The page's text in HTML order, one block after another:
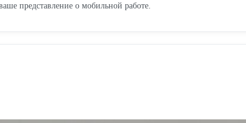
представление о мобильной работе.